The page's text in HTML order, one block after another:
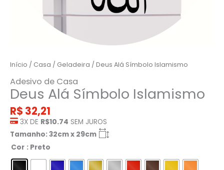
Início / Casa / Geladeira / Deus Alá Símbolo Islamismo
Adesivo de Casa
Deus Alá Símbolo Islamismo
R$ 32,21
3X DE R$10.74 SEM JUROS
Tamanho: 32cm x 29cm
Cor : Preto